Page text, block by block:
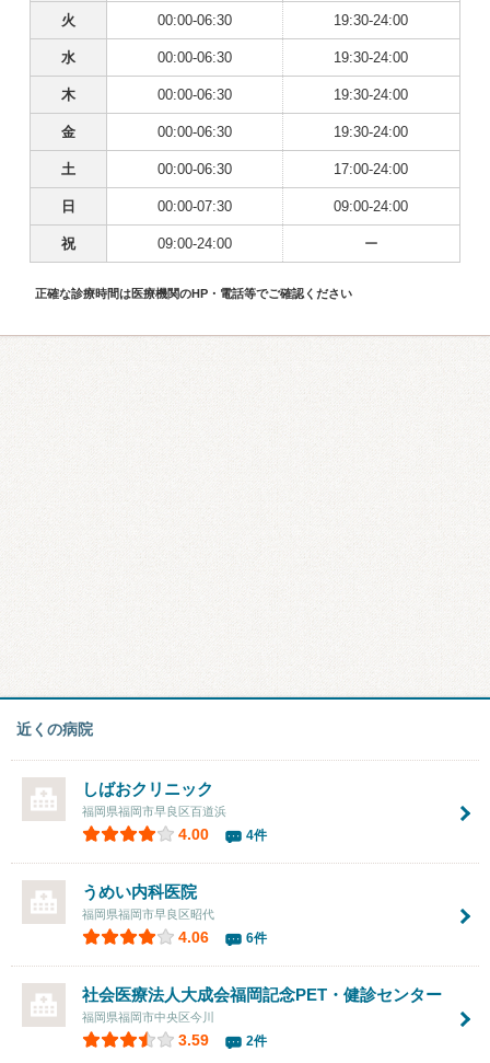
火 00:00-06:30 19:30-24:00
水 00:00-06:30 19:30-24:00
木 00:00-06:30 19:30-24:00
金 00:00-06:30 19:30-24:00
土 00:00-06:30 17:00-24:00
日 00:00-07:30 09:00-24:00
祝 09:00-24:00 ー
正確な診療時間は医療機関のHP・電話等でご確認ください
近くの病院
しばおクリニック
福岡県福岡市早良区百道浜
4.00 4件
うめい内科医院
福岡県福岡市早良区昭代
4.06 6件
社会医療法人大成会福岡記念PET・健診センター
福岡県福岡市中央区今川
3.59 2件